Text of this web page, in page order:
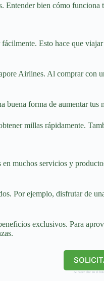
bien cómo funciona
Esto hace que
Airlines. Al comprar con
buena forma de aumentar
millas rápidamente.
muchos servicios y
Por ejemplo, disfrutar de
exclusivos. Para
Al hacer clic en el